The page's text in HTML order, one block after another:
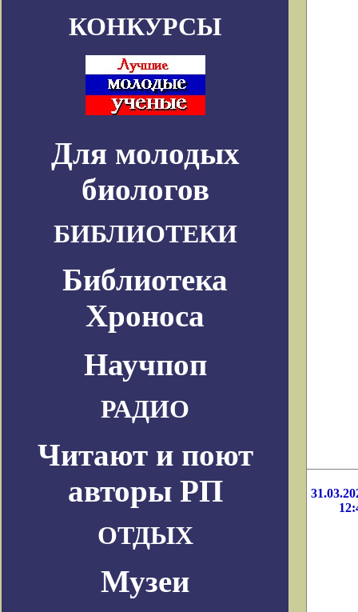
КОНКУРСЫ
Для молодых
биологов
БИБЛИОТЕКИ
Библиотека
Хроноса
Научпоп
РАДИО
Читают и поют
авторы РП
ОТДЫХ
Музеи